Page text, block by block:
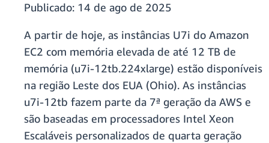
Publicado: 14 de ago de 2025
A partir de hoje, as instâncias U7i do Amazon
EC2 com memória elevada de até 12 TB de
memória (u7i-12tb.224xlarge) estão disponíveis
na região Leste dos EUA (Ohio). As instâncias
u7i-12tb fazem parte da 7ª geração da AWS e
são baseadas em processadores Intel Xeon
Escaláveis personalizados de quarta geração